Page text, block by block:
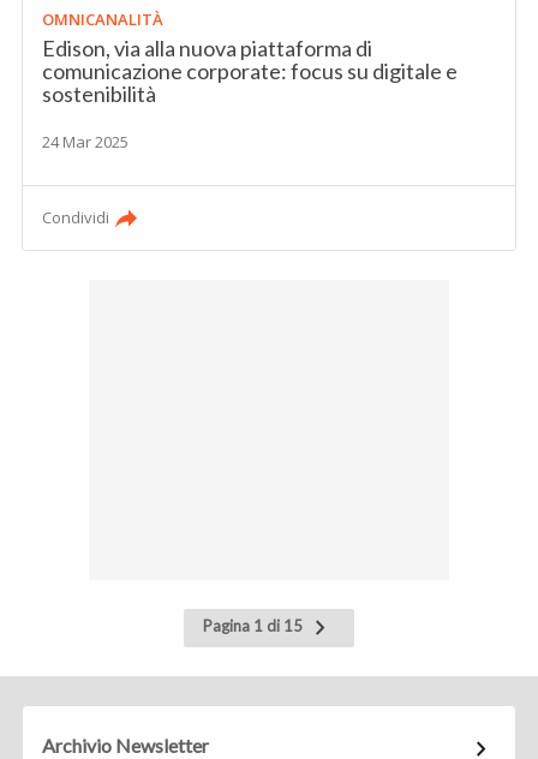
OMNICANALITÀ
Edison, via alla nuova piattaforma di
comunicazione corporate: focus su digitale e
sostenibilità
24 Mar 2025
Condividi
Pagina 1 di 15
Pagina
successiva
Archivio Newsletter